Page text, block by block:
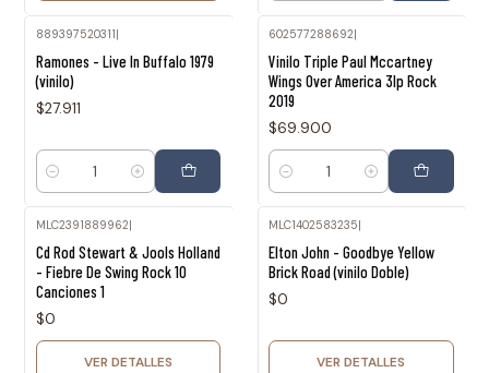
889397520311|
Ramones - Live In Buffalo 1979
(vinilo)
$27.911
Cantidad
602577288692|
Vinilo Triple Paul Mccartney
Wings Over America 3lp Rock
2019
$69.900
Cantidad
MLC2391889962|
Cd Rod Stewart & Jools Holland
- Fiebre De Swing Rock 10
Canciones 1
$0
VER DETALLES
MLC1402583235
Elton John - Goodbye Yellow
Brick Road (vinilo Doble)
$0
VER DETALLES